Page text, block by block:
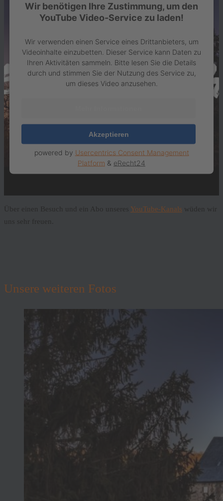
Wir benötigen Ihre Zustimmung, um den
YouTube Video-Service zu laden!
Wir verwenden einen Service eines Drittanbieters, um
Videoinhalte einzubetten. Dieser Service kann Daten zu
Ihren Aktivitäten sammeln. Bitte lesen Sie die Details
durch und stimmen Sie der Nutzung des Service zu,
um dieses Video anzusehen.
Akzeptieren
powered by Usercentrics Consent Management
Platform & eRecht24
Über einen Besuch und ein Abo unseres YouTube-Kanals wüden wir
uns sehr freuen.
Unsere weiteren Fotos